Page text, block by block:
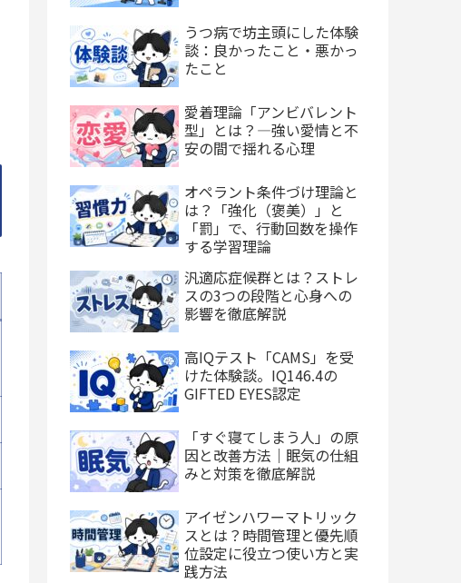
うつ病で坊主頭にした体験
談：良かったこと・悪かっ
たこと
愛着理論「アンビバレント
型」とは？—強い愛情と不
安の間で揺れる心理
オペラント条件づけ理論と
は？「強化（褒美）」と
「罰」で、行動回数を操作
する学習理論
汎適応症候群とは？ストレ
スの3つの段階と心身への
影響を徹底解説
高IQテスト「CAMS」を受
けた体験談。IQ146.4の
GIFTED EYES認定
「すぐ寝てしまう人」の原
因と改善方法｜眠気の仕組
みと対策を徹底解説
アイゼンハワーマトリック
スとは？時間管理と優先順
位設定に役立つ使い方と実
践方法